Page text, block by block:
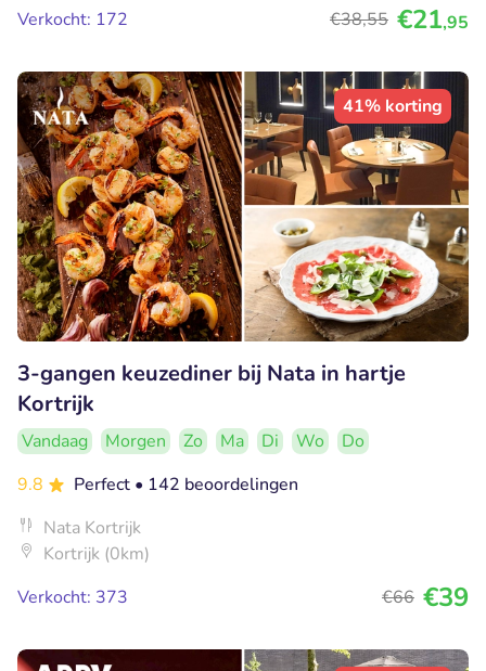
Verkocht: 172
€38,55 €21,95
41% korting
3-gangen keuzediner bij Nata in hartje
Kortrijk
Vandaag Morgen Zo Ma Di Wo
Do
9.8
Perfect • 142 beoordelingen
Nata Kortrijk
Kortrijk (0km)
Verkocht: 373
€66 €39